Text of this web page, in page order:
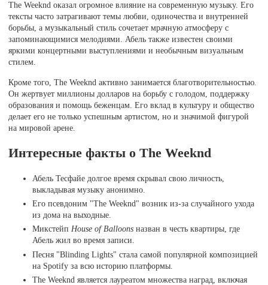
The Weeknd оказал огромное влияние на современную музыку. Его
тексты часто затрагивают темы любви, одиночества и внутренней
борьбы, а музыкальный стиль сочетает мрачную атмосферу с
запоминающимися мелодиями. Абель также известен своими
яркими концертными выступлениями и необычным визуальным
стилем.
Кроме того, The Weeknd активно занимается благотворительностью.
Он жертвует миллионы долларов на борьбу с голодом, поддержку
образования и помощь беженцам. Его вклад в культуру и общество
делает его не только успешным артистом, но и значимой фигурой
на мировой арене.
Интересные факты о The Weeknd
Абель Тесфайе долгое время скрывал свою личность,
выкладывая музыку анонимно.
Его псевдоним "The Weeknd" возник из-за случайного ухода
из дома на выходные.
МикстейпHouse of Balloons назван в честь квартиры, где
Абель жил во время записи.
Песня "Blinding Lights" стала самой популярной композицией
на Spotify за всю историю платформы.
The Weeknd является лауреатом множества наград, включая